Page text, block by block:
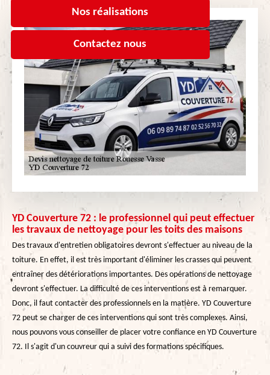
Nos réalisations
Contactez nous
YD Couverture 72 : le professionnel qui peut effectuer
les travaux de nettoyage pour les toits des maisons
Des travaux d'entretien obligatoires devront s'effectuer au niveau de la
toiture. En effet, il est très important d'éliminer les crasses qui peuvent
entraîner des détériorations importantes. Des opérations de nettoyage
devront s'effectuer. La difficulté de ces interventions est à remarquer.
Donc, il faut contacter des professionnels en la matière. YD Couverture
72 peut se charger de ces interventions qui sont très complexes. Ainsi,
nous pouvons vous conseiller de placer votre confiance en YD Couverture
72. Il s'agit d'un couvreur qui a suivi des formations spécifiques.